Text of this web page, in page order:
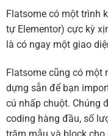
Flatsome có một trình
tự Elementor) cực kỳ
là có ngay một giao
Flatsome cũng có một
dựng sẵn để bạn
cú nhấp chuột. Chúng
coding hàng đầu, số
trăm mẫu và block cho